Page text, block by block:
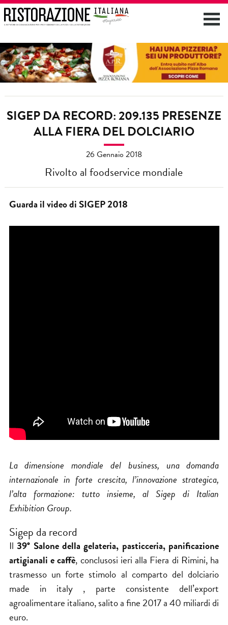
SIGEP DA RECORD: 209.135 PRESENZE
ALLA FIERA DEL DOLCIARIO
26 Gennaio 2018
Rivolto al foodservice mondiale
Guarda il video di SIGEP 2018
La dimensione mondiale del business, una domanda
internazionale in forte crescita, l’innovazione strategica,
l’alta formazione: tutto insieme, al Sigep di Italian
Exhibition Group.
Sigep da record
Il39° Salone della gelateria, pasticceria, panificazione
artigianali e caffè, conclusosi ieri alla Fiera di Rimini, ha
trasmesso un forte stimolo al comparto del dolciario
made in italy , parte consistente dell’export
agroalimentare italiano, salito a fine 2017 a 40 miliardi di
euro.